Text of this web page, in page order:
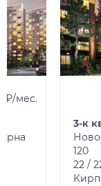
₽/мес.
3-к
120
22 /